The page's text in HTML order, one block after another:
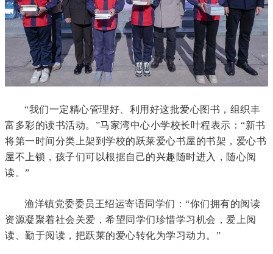
“我们一定精心管理好、利用好这批爱心图书，组织丰
富多彩的读书活动。”马家湾中心小学校长叶程表示：“新书
将第一时间分类上架到学校的跃莱爱心书屋的书架，爱心书
屋不上锁，孩子们可以根据自己的兴趣随时进入，随心阅
读。”
渔洋镇党委委员王绍运寄语同学们：“你们拥有的阅读
资源凝聚着社会关爱，希望同学们珍惜学习机会，爱上阅
读、勤于阅读，把跃莱的爱心转化为学习动力。”